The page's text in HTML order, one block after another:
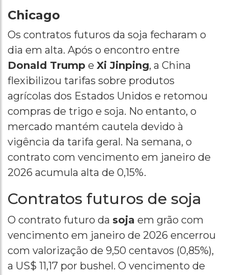
Chicago
Os contratos futuros da soja fecharam o
dia em alta. Após o encontro entre
Donald Trump e Xi Jinping, a China
flexibilizou tarifas sobre produtos
agrícolas dos Estados Unidos e retomou
compras de trigo e soja. No entanto, o
mercado mantém cautela devido à
vigência da tarifa geral. Na semana, o
contrato com vencimento em janeiro de
2026 acumula alta de 0,15%.
Contratos futuros de soja
O contrato futuro da soja em grão com
vencimento em janeiro de 2026 encerrou
com valorização de 9,50 centavos (0,85%),
a US$ 11,17 por bushel. O vencimento de